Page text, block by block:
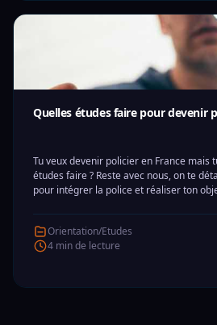
Quelles études faire pour devenir
Tu veux devenir policier en France mais
études faire ? Reste avec nous, on te
pour intégrer la police et réaliser ton
Orientation/Etudes
4 min de lecture